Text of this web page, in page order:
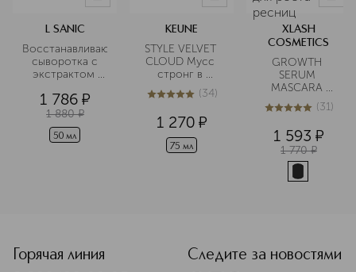
L SANIC
Восстанавливающая
сыворотка с
экстрактом
пробиотиками
1 786 ¤
1 880 ¤
50 мл
KEUNE
STYLE VELVET
CLOUD Мусс
стронг в
дорожном
формате
5из 534 (34)
1 270 ¤
75 мл
XLASH
COSMETICS
GROWTH
SERUM
MASCARA
Удлиняющая
термотушь с
роста ресниц
4.9из531 (31)
1 593 ¤
1 770 ¤
Горячая линия
Следите за новостями